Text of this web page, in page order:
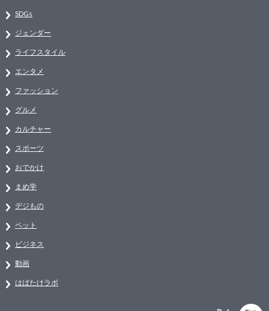
SDGs
ジェンダー
ライフスタイル
エンタメ
ファッション
グルメ
カルチャー
スポーツ
おでかけ
まめ学
デジもの
ペット
ビジネス
動画
はばたけラボ